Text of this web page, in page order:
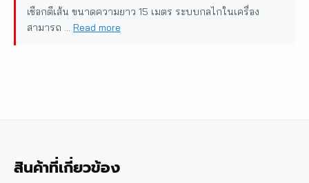
เชือกตีเส้น ขนาดความยาว 15 เมตร ระบบกลไกในเครื่อง
สามารถ ... Read more
สินค้าที่เกี่ยวข้อง